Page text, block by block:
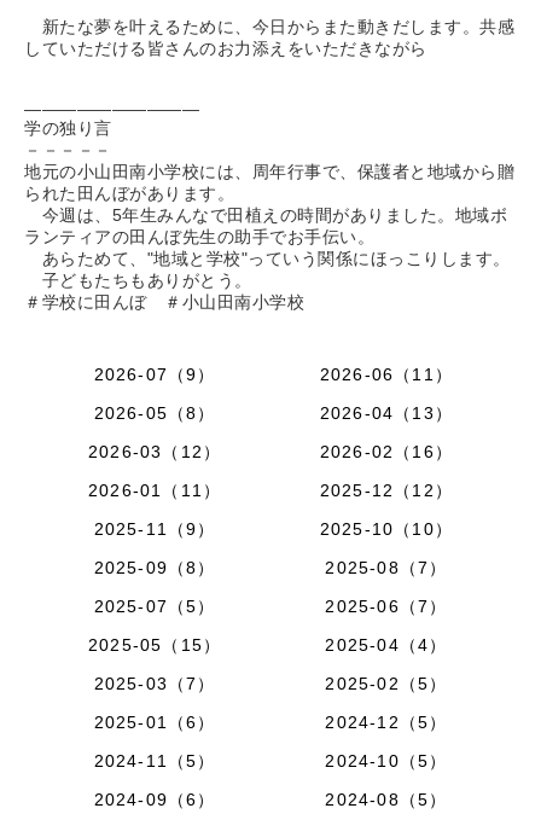
新たな夢を叶えるために、今日からまた動きだします。共感
していただける皆さんのお力添えをいただきながら
――――――――――
学の独り言
－－－－－
地元の小山田南小学校には、周年行事で、保護者と地域から贈
られた田んぼがあります。
今週は、5年生みんなで田植えの時間がありました。地域ボ
ランティアの田んぼ先生の助手でお手伝い。
あらためて、"地域と学校"っていう関係にほっこりします。
子どもたちもありがとう。
＃学校に田んぼ ＃小山田南小学校
2026-07（9）
2026-06（11）
2026-05（8）
2026-04（13）
2026-03（12）
2026-02（16）
2026-01（11）
2025-12（12）
2025-11（9）
2025-10（10）
2025-09（8）
2025-08（7）
2025-07（5）
2025-06（7）
2025-05（15）
2025-04（4）
2025-03（7）
2025-02（5）
2025-01（6）
2024-12（5）
2024-11（5）
2024-10（5）
2024-09（6）
2024-08（5）